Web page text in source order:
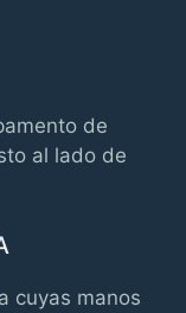
de
al lado de
cuyas manos